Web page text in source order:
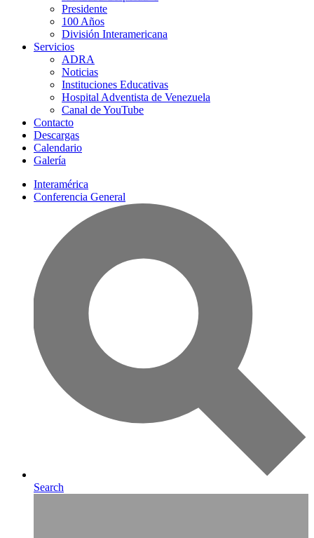
Presidente
100 Años
División Interamericana
Servicios
ADRA
Noticias
Instituciones Educativas
Hospital Adventista de Venezuela
Canal de YouTube
Contacto
Descargas
Calendario
Galería
Interamérica
Conferencia General
Search